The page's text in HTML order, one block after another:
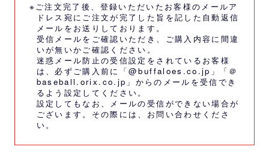
※ご注文完了後、登録いただいたお客様のメールア
ドレス宛にご注文が完了した旨を記した自動返信
メールをお送りしております。
受信メールをご確認いただき、ご購入内容に間違
いが無いかご確認ください。
迷惑メール防止の受信設定をされているお客様
は、必ずご購入前に「@buffaloes.co.jp」「＠
baseball.orix.co.jp」からのメールを受信でき
るよう設定してください。
設定してもなお、メールの受信ができない場合が
ございます。その際には、 お問い合わせくださ
い。